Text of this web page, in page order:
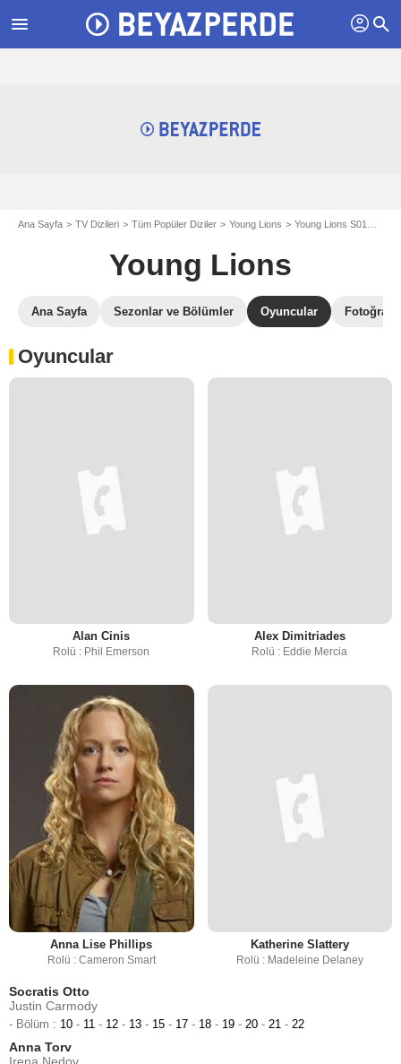
menu profil search
Ana Sayfa TV Dizileri Tüm Popüler Diziler Young Lions Young Lions S01
Young Lions
Ana Sayfa Sezonlar ve Bölümler Oyuncular
Oyuncular
Alan Cinis
Rolü : Phil Emerson
Alex Dimitriades
Rolü : Eddie Mercia
Anna Lise Phillips
Rolü : Cameron Smart
Katherine Slattery
Rolü : Madeleine Delaney
Socratis Otto
Justin Carmody
- Bölüm : 10 - 11 - 12 - 13 - 15 - 17 - 18 - 19 - 20 - 21 - 22
Anna Torv
Irena Nedov